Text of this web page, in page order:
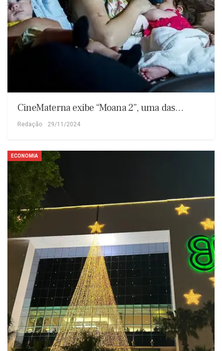
CineMaterna exibe “Moana 2”, uma das…
Redação 29/11/2024
ECONOMIA